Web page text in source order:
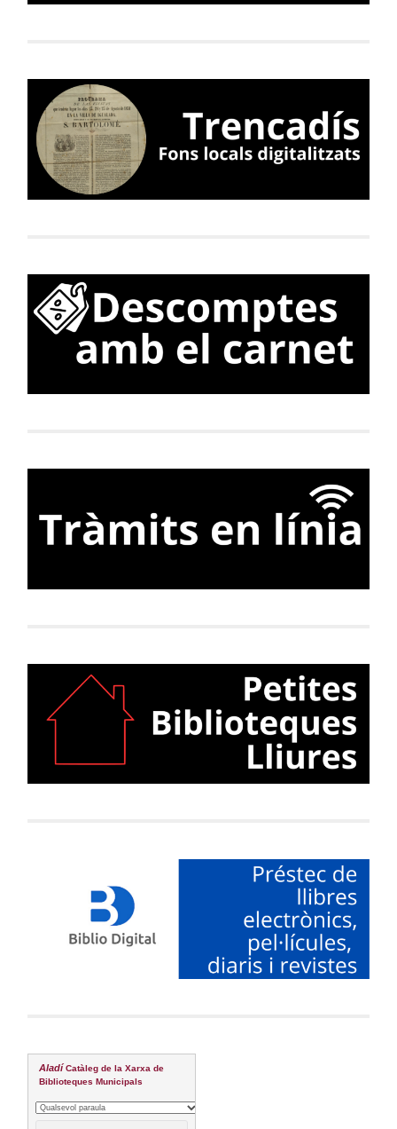
Aladí Catàleg de la Xarxa de
Biblioteques Municipals